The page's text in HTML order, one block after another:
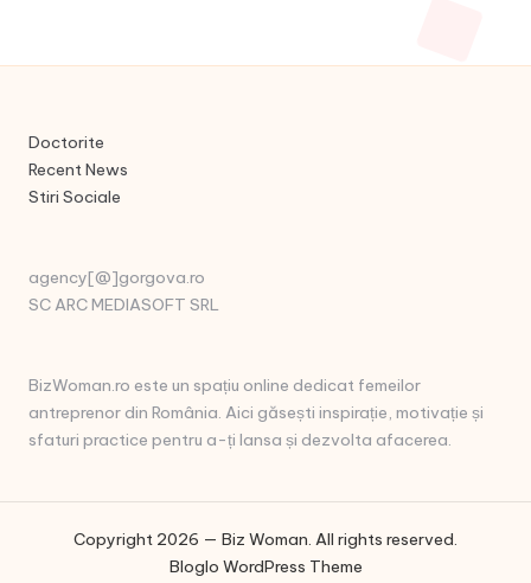
Doctorite
Recent News
Stiri Sociale
agency[@]gorgova.ro
SC ARC MEDIASOFT SRL
BizWoman.ro este un spațiu online dedicat femeilor
antreprenor din România. Aici găsești inspirație, motivație și
sfaturi practice pentru a-ți lansa și dezvolta afacerea.
Copyright 2026 — Biz Woman. All rights reserved.
Bloglo WordPress Theme